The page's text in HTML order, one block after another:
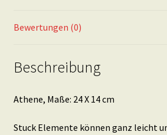
Bewertungen (0)
Beschreibung
Athene, Maße: 24 X 14 cm
Stuck Elemente können ganz leicht